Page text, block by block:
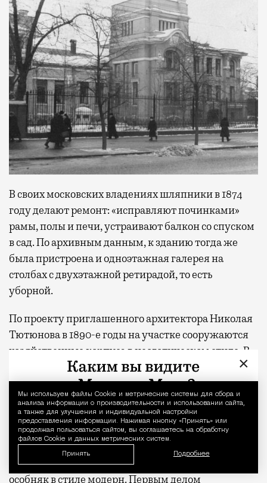
Уведомление
Мы используем файлы Сookie и метрические системы для сбора и
анализа информации о производительности и использовании сайта,
а также для улучшения и индивидуальной настройки
предоставления информации. Нажимая кнопку «Принять» или
продолжая пользоваться сайтом, вы соглашаетесь на обработку
файлов Cookie и данных метрических систем.
Принять Подробнее
В своих московских владениях шляпники в 1874
году делают ремонт: «исправляют починками»
рамы, полы и печи, устраивают балкон со спуском
в сад. По архивным данным, к зданию тогда же
была пристроена и одноэтажная галерея на
столбах с двухэтажной ретирадой, то есть
уборной.
По проекту приглашенного архитектора Николая
Тютюнова в 1890-е годы на участке сооружаются
хозяйственные корпуса в неоготическом стиле. В
1902 году Циммерманы решают, что жилище
морально устарело и неплохо бы его переделать в
соответствии с новой модой. Призвав на помощь
гражданского инженера Александра
Гребенщикова, купеческое семейство приступило
к кардинальной трансформации лаконичной
ампирной городской усадьбы в элегантный
особняк в стиле модерн. Первым делом
×